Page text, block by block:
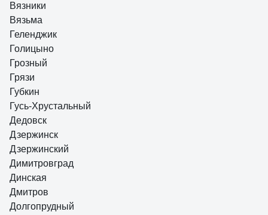
Вязники
Вязьма
Геленджик
Голицыно
Грозный
Грязи
Губкин
Гусь-Хрустальный
Дедовск
Дзержинск
Дзержинский
Димитровград
Динская
Дмитров
Долгопрудный